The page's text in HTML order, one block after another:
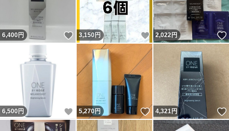
6,400円 いいね！
3,150円 いいね！
2,022円
6,500 円 いいね！
5,270円 いいね！
4,321円